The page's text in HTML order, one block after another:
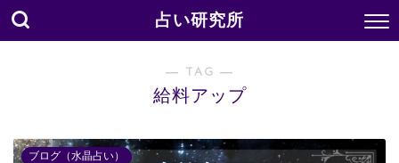
占い研究所
― TAG ―
給料アップ
ブログ（水晶占い）